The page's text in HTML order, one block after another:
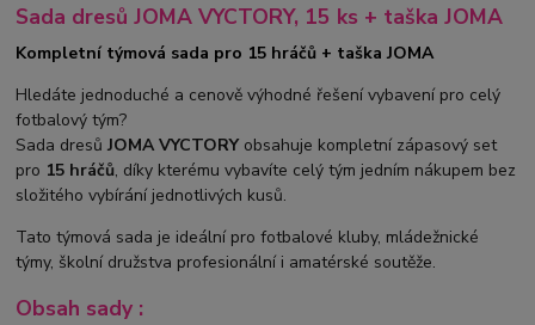
Sada dresů JOMA VYCTORY, 15 ks + taška JOMA
Kompletní týmová sada pro 15 hráčů + taška JOMA
Hledáte jednoduché a cenově výhodné řešení vybavení pro celý
fotbalový tým?
Sada dresůJOMA VYCTORYobsahuje kompletní zápasový set
pro 15 hráčů, díky kterému vybavíte celý tým jedním nákupem bez
složitého vybírání jednotlivých kusů.
Tato týmová sada je ideální pro fotbalové kluby, mládežnické
týmy, školní družstva profesionální i amatérské soutěže.
Obsah sady :